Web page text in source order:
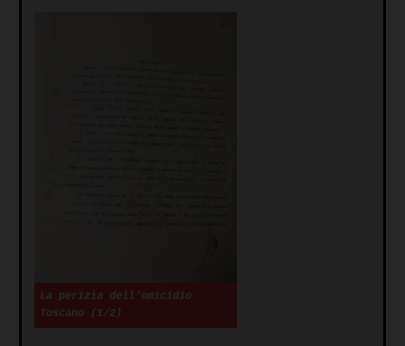
La perizia dell’omicidio
Toscano (1/2)